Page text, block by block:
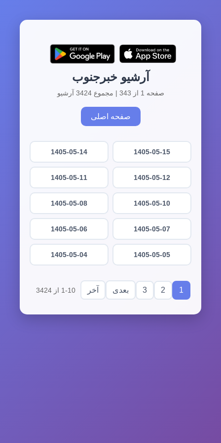
آرشیو خبرجنوب
صفحه 1 از 343 | مجموع 3424 آرشیو
صفحه اصلی
1405-05-15
1405-05-14
1405-05-12
1405-05-11
1405-05-10
1405-05-08
1405-05-07
1405-05-06
1405-05-05
1405-05-04
1
2
3 بعدی آخر 1-10 از 3424